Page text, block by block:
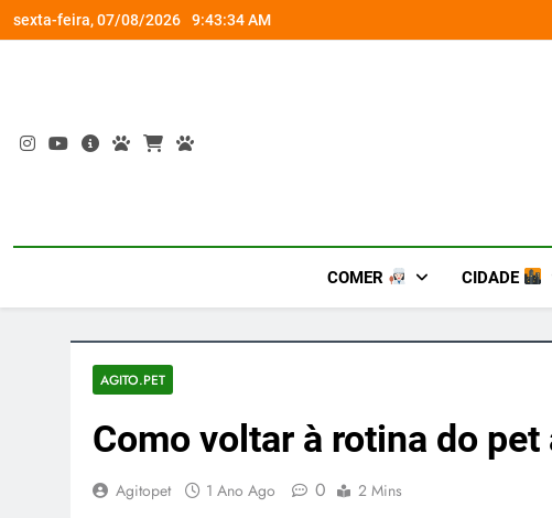
Skip
to
sexta-feira, 07/08/2026 9:43:35 AM
a Nova Orquestra Cobasi participa do GoldeN GatoFest 2026 e
COMER CIDADE
AGITO.PET
Como voltar à rotina do pet
Agitopet 1 Ano Ago 0 2 Mins